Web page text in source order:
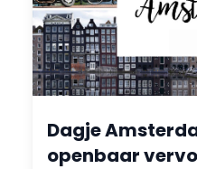
Dagje
openbaar